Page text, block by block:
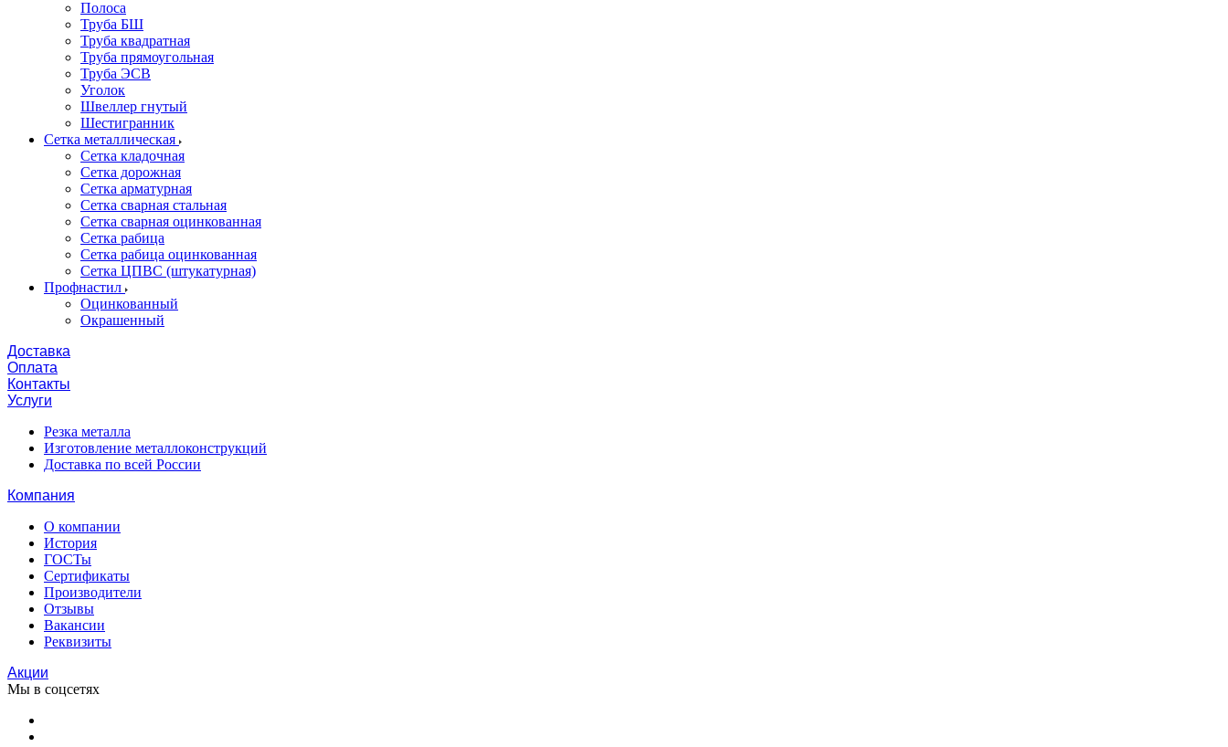
Полоса
Труба БШ
Труба квадратная
Труба прямоугольная
Труба ЭСВ
Уголок
Швеллер гнутый
Шестигранник
Сетка металлическая
Сетка кладочная
Сетка дорожная
Сетка арматурная
Сетка сварная стальная
Сетка сварная оцинкованная
Сетка рабица
Сетка рабица оцинкованная
Сетка ЦПВС (штукатурная)
Профнастил
Оцинкованный
Окрашенный
Доставка
Оплата
Контакты
Услуги
Резка металла
Изготовление металлоконструкций
Доставка по всей России
Компания
О компании
История
ГОСТы
Сертификаты
Производители
Отзывы
Вакансии
Реквизиты
Акции
Мы в соцсетях